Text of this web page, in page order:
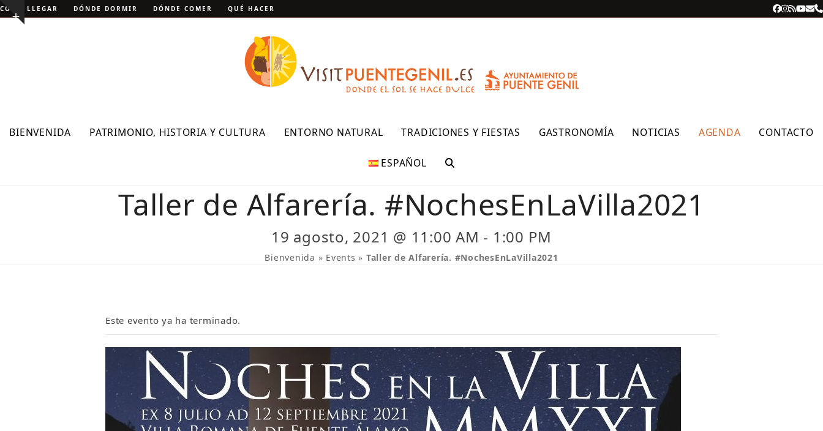
Skip
to Show
CÓMO LLEGAR DÓNDE DORMIR DÓNDE COMER QUÉ HACER Facebook
RSS
BIENVENIDA PATRIMONIO, HISTORIA Y CULTURA ENTORNO NATURAL TRADICIONES Y FIESTAS GASTRONOMÍA NOTICIAS AGENDA CONTACTO
ESPAÑOL
Taller de Alfarería. #NochesEnLaVilla2021
19 agosto, 2021 @ 11:00 AM - 1:00 PM
Bienvenida » Events » Taller de Alfarería. #NochesEnLaVilla2021
Este evento ya ha terminado.